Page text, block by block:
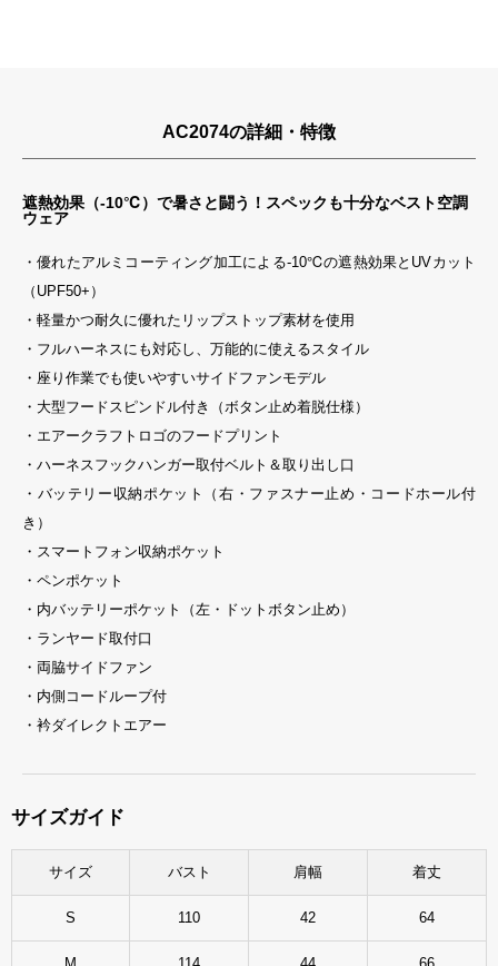
AC2074の詳細・特徴
遮熱効果（-10℃）で暑さと闘う！スペックも十分なベスト空調
ウェア
・優れたアルミコーティング加工による-10℃の遮熱効果とUVカット
（UPF50+）
・軽量かつ耐久に優れたリップストップ素材を使用
・フルハーネスにも対応し、万能的に使えるスタイル
・座り作業でも使いやすいサイドファンモデル
・大型フードスピンドル付き（ボタン止め着脱仕様）
・エアークラフトロゴのフードプリント
・ハーネスフックハンガー取付ベルト＆取り出し口
・バッテリー収納ポケット（右・ファスナー止め・コードホール付
き）
・スマートフォン収納ポケット
・ペンポケット
・内バッテリーポケット（左・ドットボタン止め）
・ランヤード取付口
・両脇サイドファン
・内側コードループ付
・衿ダイレクトエアー
サイズガイド
サイズ バスト 肩幅 着丈
S 110 42 64